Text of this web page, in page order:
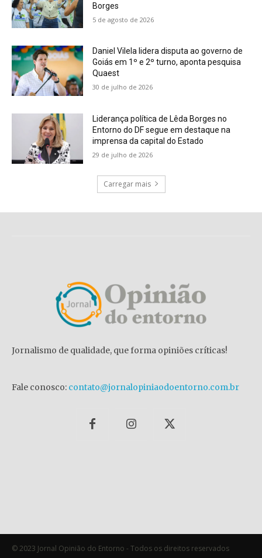
Borges
5 de agosto de 2026
Daniel Vilela lidera disputa ao governo de
Goiás em 1º e 2º turno, aponta pesquisa
Quaest
30 de julho de 2026
Liderança política de Lêda Borges no
Entorno do DF segue em destaque na
imprensa da capital do Estado
29 de julho de 2026
Carregar mais
Jornalismo de qualidade, que forma opiniões críticas!
Fale conosco: contato@jornalopiniaodoentorno.com.br
© 2023 Jornal Opinião do Entorno - Todos os direitos reservados